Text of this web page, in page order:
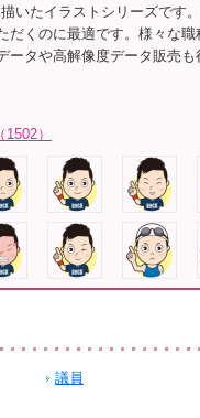
いたイラストシリーズです
だくのに最適です。様々な
ータや高解像度データ販売
）
議員